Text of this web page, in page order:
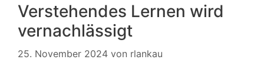
Verstehendes Lernen wird
vernachlässigt
25. November 2024 von rlankau